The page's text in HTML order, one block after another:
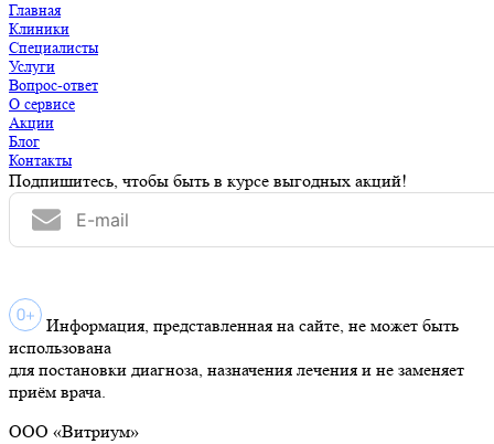
Главная
Клиники
Специалисты
Услуги
Вопрос-ответ
О сервисе
Акции
Блог
Контакты
Подпишитесь, чтобы быть в курсе выгодных акций!
Информация, представленная на сайте, не может быть
использована
для постановки диагноза, назначения лечения и не заменяет
приём врача.
ООО «Витриум»